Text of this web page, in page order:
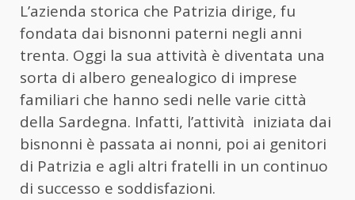
L’azienda storica che Patrizia dirige, fu
fondata dai bisnonni paterni negli anni
trenta. Oggi la sua attività è diventata una
sorta di albero genealogico di imprese
familiari che hanno sedi nelle varie città
della Sardegna. Infatti, l’attività iniziata dai
bisnonni è passata ai nonni, poi ai genitori
di Patrizia e agli altri fratelli in un continuo
di successo e soddisfazioni.